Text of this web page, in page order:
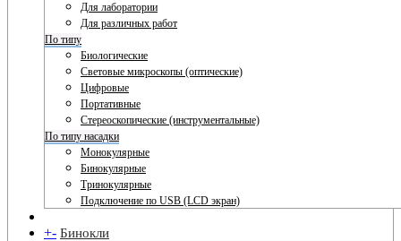
Для лаборатории
Для различных работ
По типу
Биологические
Световые микроскопы (оптические)
Цифровые
Портативные
Стереоскопические (инструментальные)
По типу насадки
Монокулярные
Бинокулярные
Тринокулярные
Подключение по USB (LCD экран)
+- Бинокли